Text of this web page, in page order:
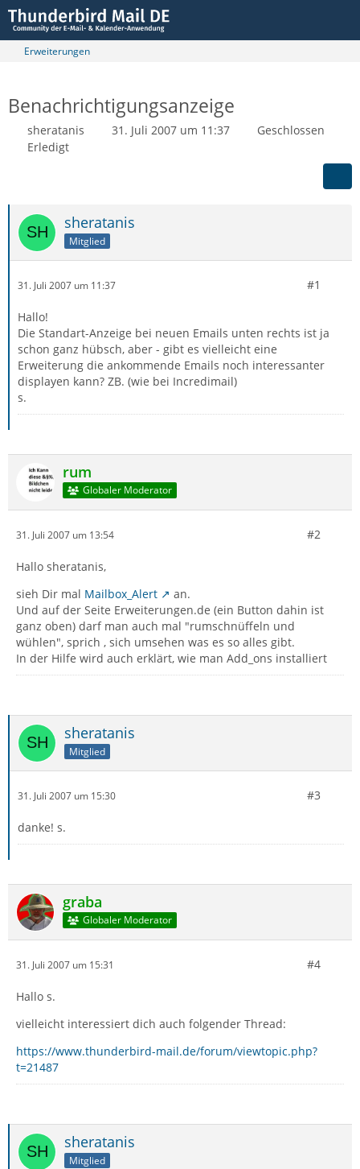
Erweiterungen
Benachrichtigungsanzeige
sheratanis 31. Juli 2007 um 11:37
Geschlossen
Erledigt
sheratanis
Mitglied
31. Juli 2007 um 11:37 #1
Hallo!
Die Standart-Anzeige bei neuen Emails unten rechts ist ja
schon ganz hübsch, aber - gibt es vielleicht eine
Erweiterung die ankommende Emails noch interessanter
displayen kann? ZB. (wie bei Incredimail)
s.
rum
Globaler Moderator
31. Juli 2007 um 13:54 #2
Hallo sheratanis,
sieh Dir mal Mailbox_Alert
an.
Und auf der Seite Erweiterungen.de (ein Button dahin ist
ganz oben) darf man auch mal "rumschnüffeln und
wühlen", sprich , sich umsehen was es so alles gibt.
In der Hilfe wird auch erklärt, wie man Add_ons installiert
sheratanis
Mitglied
31. Juli 2007 um 15:30 #3
danke! s.
graba
Globaler Moderator
31. Juli 2007 um 15:31 #4
Hallo s.
vielleicht interessiert dich auch folgender Thread:
https://www.thunderbird-mail.de/forum/viewtopic.php?
t=21487
sheratanis
Mitglied